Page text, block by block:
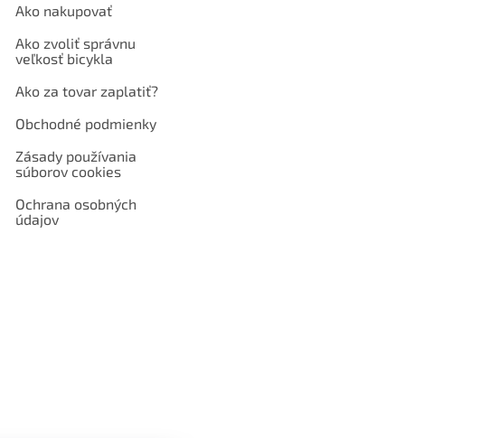
Ako nakupovať
Ako zvoliť správnu
veľkosť bicykla
Ako za tovar zaplatiť?
Obchodné podmienky
Zásady používania
súborov cookies
Ochrana osobných
údajov